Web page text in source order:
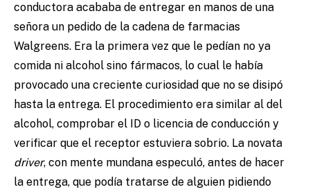
conductora acababa de entregar en manos de una
señora un pedido de la cadena de farmacias
Walgreens. Era la primera vez que le pedían no ya
comida ni alcohol sino fármacos, lo cual le había
provocado una creciente curiosidad que no se disipó
hasta la entrega. El procedimiento era similar al del
alcohol, comprobar el ID o licencia de conducción y
verificar que el receptor estuviera sobrio. La novata
driver, con mente mundana especuló, antes de hacer
la entrega, que podía tratarse de alguien pidiendo